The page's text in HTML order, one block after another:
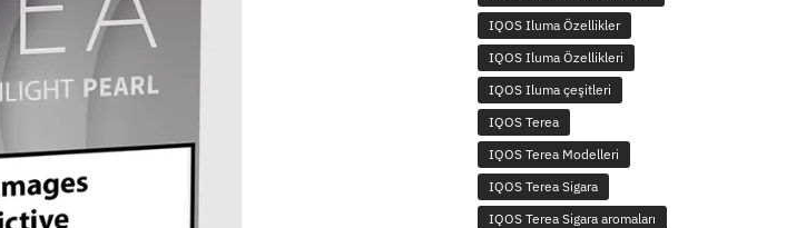
IQOS Iluma Özellikler
IQOS Iluma Özellikleri
IQOS Iluma çeşitleri
IQOS Terea
IQOS Terea Modelleri
IQOS Terea Sigara
IQOS Terea Sigara aromaları